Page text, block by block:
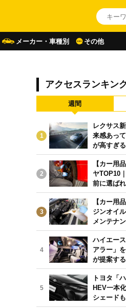
メーカー・車種別 その他
アクセスランキン
週間
1
レクサス
来感あっ
が高すぎ
2
【カー用
ヤTOP10
前に選ば
年6月版】
3
【カー用
ジンオイ
メンテナ
気モデル
4
ハイエー
アラー」
が提案す
動体験
5
トヨタ「
HEV一本
シェード